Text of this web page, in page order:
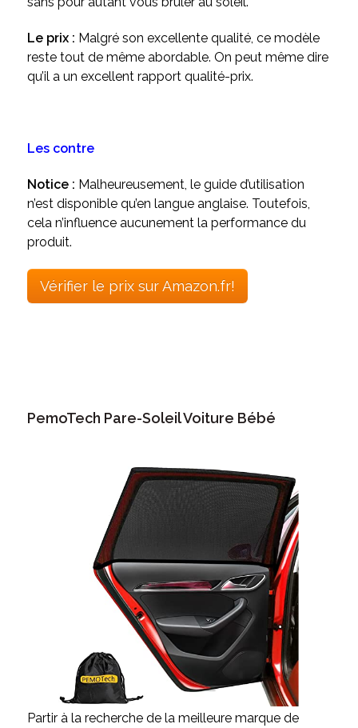
Le prix : Malgré son excellente qualité, ce modèle
reste tout de même abordable. On peut même dire
qu’il a un excellent rapport qualité-prix.
Les contre
Notice : Malheureusement, le guide d’utilisation
n’est disponible qu’en langue anglaise. Toutefois,
cela n’influence aucunement la performance du
produit.
Vérifier le prix sur Amazon.fr!
PemoTech Pare-Soleil Voiture Bébé
Partir à la recherche de la meilleure marque de